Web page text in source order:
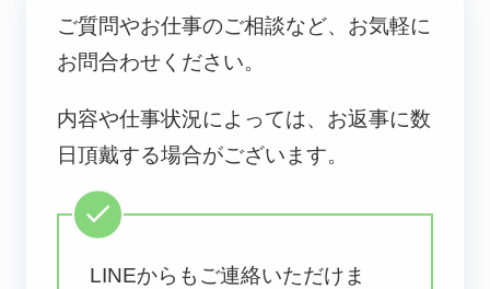
ご質問やお仕事のご相談など、お気軽に
お問合わせください。
内容や仕事状況によっては、お返事に数
日頂戴する場合がございます。
LINEからもご連絡いただけま